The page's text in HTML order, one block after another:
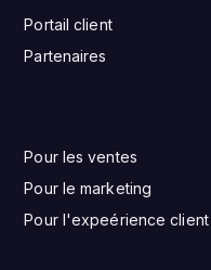
Portail client
Partenaires
Pour les ventes
Pour le marketing
Pour l'expeérience client